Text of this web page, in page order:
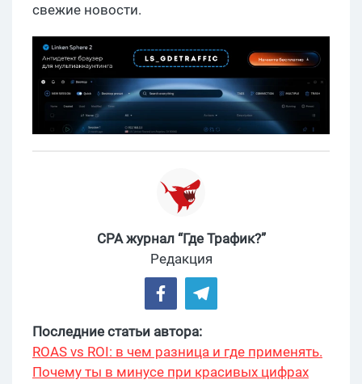
свежие новости.
CPA журнал “Где Трафик?”
Редакция
Последние статьи автора:
ROAS vs ROI: в чем разница и где применять.
Почему ты в минусе при красивых цифрах